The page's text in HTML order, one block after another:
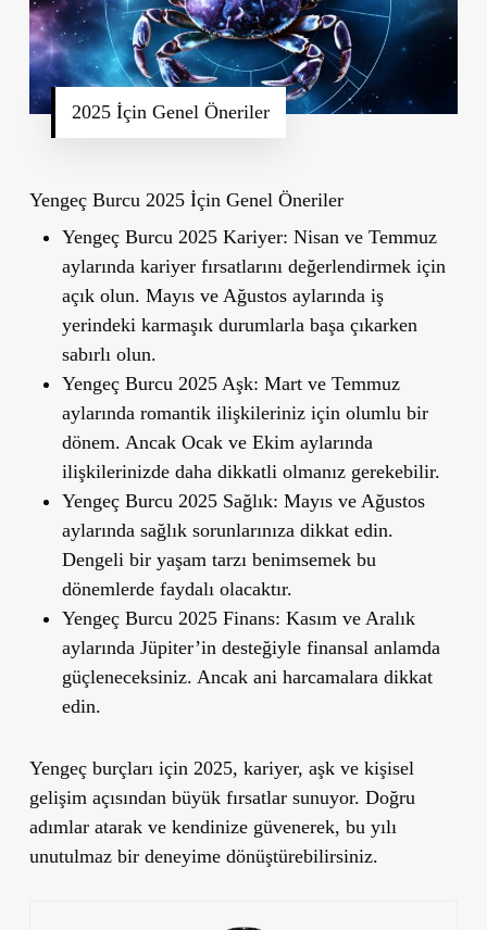
2025 İçin Genel Öneriler
Yengeç Burcu 2025 İçin Genel Öneriler
Yengeç Burcu 2025 Kariyer: Nisan ve Temmuz
aylarında kariyer fırsatlarını değerlendirmek için
açık olun. Mayıs ve Ağustos aylarında iş
yerindeki karmaşık durumlarla başa çıkarken
sabırlı olun.
Yengeç Burcu 2025 Aşk: Mart ve Temmuz
aylarında romantik ilişkileriniz için olumlu bir
dönem. Ancak Ocak ve Ekim aylarında
ilişkilerinizde daha dikkatli olmanız gerekebilir.
Yengeç Burcu 2025 Sağlık: Mayıs ve Ağustos
aylarında sağlık sorunlarınıza dikkat edin.
Dengeli bir yaşam tarzı benimsemek bu
dönemlerde faydalı olacaktır.
Yengeç Burcu 2025 Finans: Kasım ve Aralık
aylarında Jüpiter’in desteğiyle finansal anlamda
güçleneceksiniz. Ancak ani harcamalara dikkat
edin.
Yengeç burçları için 2025, kariyer, aşk ve kişisel
gelişim açısından büyük fırsatlar sunuyor. Doğru
adımlar atarak ve kendinize güvenerek, bu yılı
unutulmaz bir deneyime dönüştürebilirsiniz.